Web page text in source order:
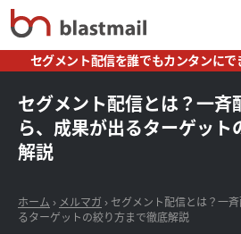
セグメント配信を誰でもカンタンに
セグメント配信とは？一斉
ら、成果が出るターゲット
解説
ホーム › メルマガ › セグメント配信とは？一
るターゲットの絞り方まで徹底解説